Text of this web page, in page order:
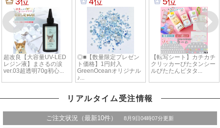
リアルタイム受注情報